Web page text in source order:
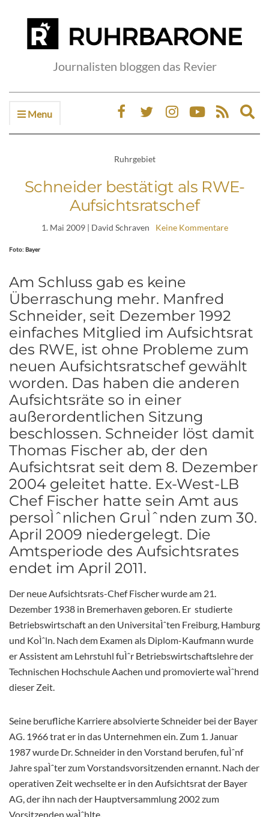
Journalisten bloggen das Revier
Menu
Ruhrgebiet
Schneider bestätigt als RWE-
Aufsichtsratschef
1. Mai 2009| David Schraven Keine Kommentare
Foto: Bayer
Am Schluss gab es keine
Überraschung mehr. Manfred
Schneider, seit Dezember 1992
einfaches Mitglied im Aufsichtsrat
des RWE, ist ohne Probleme zum
neuen Aufsichtsratschef gewählt
worden. Das haben die anderen
Aufsichtsräte so in einer
außerordentlichen Sitzung
beschlossen. Schneider löst damit
Thomas Fischer ab, der den
Aufsichtsrat seit dem 8. Dezember
2004 geleitet hatte. Ex-West-LB
Chef Fischer hatte sein Amt aus
persoÌˆnlichen GruÌˆnden zum 30.
April 2009 niedergelegt. Die
Amtsperiode des Aufsichtsrates
endet im April 2011.
Der neue Aufsichtsrats-Chef Fischer wurde am 21.
Dezember 1938 in Bremerhaven geboren. Er studierte
Betriebswirtschaft an den UniversitaÌˆten Freiburg, Hamburg
und KoÌˆln. Nach dem Examen als Diplom-Kaufmann wurde
er Assistent am Lehrstuhl fuÌˆr Betriebswirtschaftslehre der
Technischen Hochschule Aachen und promovierte waÌˆhrend
dieser Zeit.
Seine berufliche Karriere absolvierte Schneider bei der Bayer
AG. 1966 trat er in das Unternehmen ein. Zum 1. Januar
1987 wurde Dr. Schneider in den Vorstand berufen, fuÌˆnf
Jahre spaÌˆter zum Vorstandsvorsitzenden ernannt. Nach der
operativen Zeit wechselte er in den Aufsichtsrat der Bayer
AG, der ihn nach der Hauptversammlung 2002 zum
Vorsitzenden waÌˆhlte.